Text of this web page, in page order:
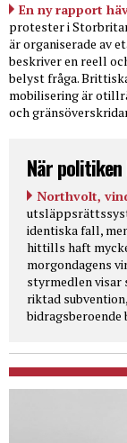
En ny rapport
protester i
är organiserade av
beskriver en reell
belyst fråga.
mobilisering är
och
När
Northvolt,
identiska fall,
hittills haft
morgondagens
styrmedlen
riktad